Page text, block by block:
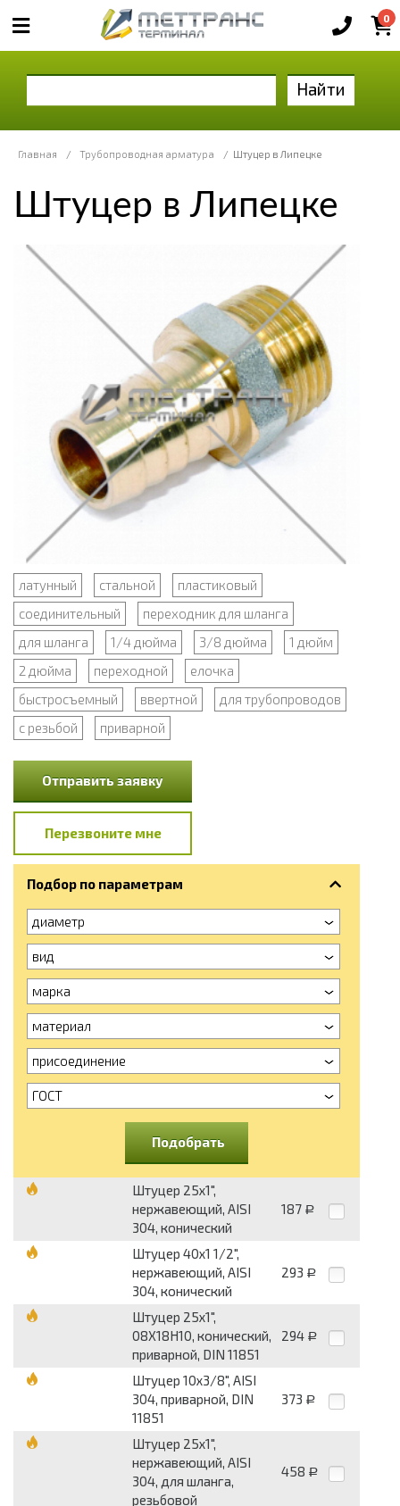
0
Найти
Главная / Трубопроводная арматура / Штуцер в Липецке
Штуцер в Липецке
латунный стальной
пластиковый
соединительный
переходник для шланга
для шланга
1/4 дюйма 3/8 дюйма
1 дюйм
2 дюйма
переходной
елочка
быстросъемный
ввертной
для трубопроводов
с резьбой
приварной
Отправить заявку
Перезвоните мне
Подбор по параметрам
диаметр
вид
марка
материал
присоединение
ГОСТ
Подобрать
Штуцер 25х1",
нержавеющий, AISI
304, конический
187 Р
Штуцер 40х1 1/2",
нержавеющий, AISI
304, конический
293 Р
Штуцер 25х1",
08Х18Н10, конический,
приварной, DIN 11851
294 Р
Штуцер 10х3/8", AISI
304, приварной, DIN
11851
373 Р
Штуцер 25х1",
нержавеющий, AISI
304, для шланга,
резьбовой
458 Р